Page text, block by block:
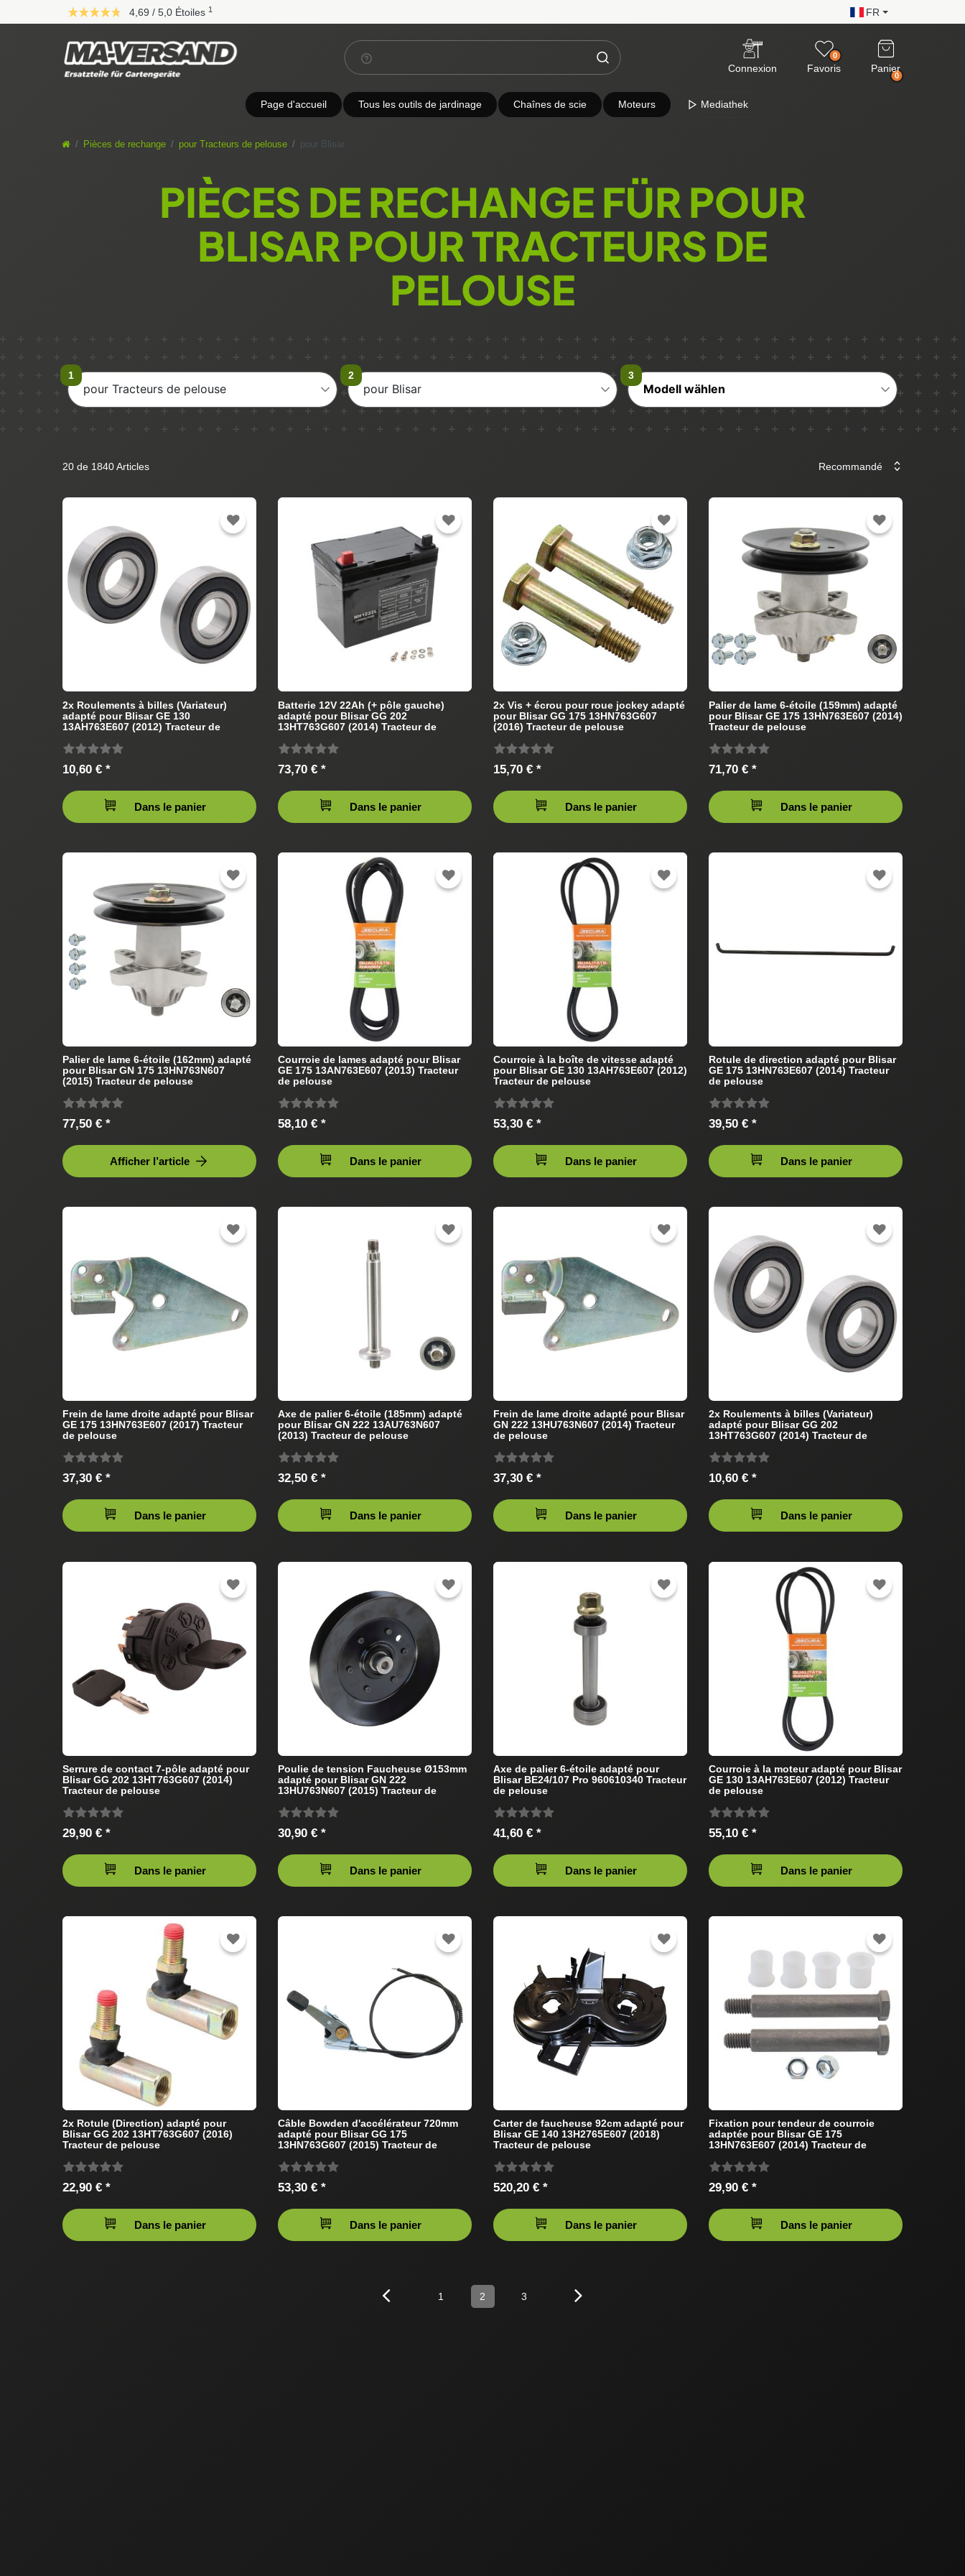
i
4,69 / 5,0 Étoiles 1 FR
Connexion
0
Favoris
0
Panier
Page d'accueil Tous les outils de jardinage Chaînes de scie Moteurs Mediathek
Pièces de rechange pour Tracteurs de pelouse pour Blisar
PIÈCES DE RECHANGE FÜR POUR
BLISAR POUR TRACTEURS DE
PELOUSE
pour Tracteurs de pelouse pour Blisar Modell wählen
20 de 1840 Articles
2x Roulements à billes (Variateur)
adapté pour Blisar GE 130
13AH763E607 (2012) Tracteur de
10,60 € *
Dans le panier
Batterie 12V 22Ah (+ pôle gauche)
adapté pour Blisar GG 202
13HT763G607 (2014) Tracteur de
73,70 € *
Dans le panier
2x Vis + écrou pour roue jockey adapté
pour Blisar GG 175 13HN763G607
(2016) Tracteur de pelouse
15,70 € *
Dans le panier
Palier de lame 6-étoile (159mm) adapté
pour Blisar GE 175 13HN763E607 (2014)
Tracteur de pelouse
71,70 € *
Dans le panier
Palier de lame 6-étoile (162mm) adapté
pour Blisar GN 175 13HN763N607
(2015) Tracteur de pelouse
77,50 € *
Afficher l’article
Courroie de lames adapté pour Blisar
GE 175 13AN763E607 (2013) Tracteur
de pelouse
58,10 € *
Dans le panier
Courroie à la boîte de vitesse adapté
pour Blisar GE 130 13AH763E607 (2012)
Tracteur de pelouse
53,30 € *
Dans le panier
Rotule de direction adapté pour Blisar
GE 175 13HN763E607 (2014) Tracteur
de pelouse
39,50 € *
Dans le panier
Frein de lame droite adapté pour Blisar
GE 175 13HN763E607 (2017) Tracteur
de pelouse
37,30 € *
Dans le panier
Axe de palier 6-étoile (185mm) adapté
pour Blisar GN 222 13AU763N607
(2013) Tracteur de pelouse
32,50 € *
Dans le panier
Frein de lame droite adapté pour Blisar
GN 222 13HU763N607 (2014) Tracteur
de pelouse
37,30 € *
Dans le panier
2x Roulements à billes (Variateur)
adapté pour Blisar GG 202
13HT763G607 (2014) Tracteur de
10,60 € *
Dans le panier
Serrure de contact 7-pôle adapté pour
Blisar GG 202 13HT763G607 (2014)
Tracteur de pelouse
29,90 € *
Dans le panier
Poulie de tension Faucheuse Ø153mm
adapté pour Blisar GN 222
13HU763N607 (2015) Tracteur de
30,90 € *
Dans le panier
Axe de palier 6-étoile adapté pour
Blisar BE24/107 Pro 960610340 Tracteur
de pelouse
41,60 € *
Dans le panier
Courroie à la moteur adapté pour Blisar
GE 130 13AH763E607 (2012) Tracteur
de pelouse
55,10 € *
Dans le panier
2x Rotule (Direction) adapté pour
Blisar GG 202 13HT763G607 (2016)
Tracteur de pelouse
22,90 € *
Dans le panier
Câble Bowden d'accélérateur 720mm
adapté pour Blisar GG 175
13HN763G607 (2015) Tracteur de
53,30 € *
Dans le panier
Carter de faucheuse 92cm adapté pour
Blisar GE 140 13H2765E607 (2018)
Tracteur de pelouse
520,20 € *
Dans le panier
Fixation pour tendeur de courroie
adaptée pour Blisar GE 175
13HN763E607 (2014) Tracteur de
29,90 € *
Dans le panier
1 2 3